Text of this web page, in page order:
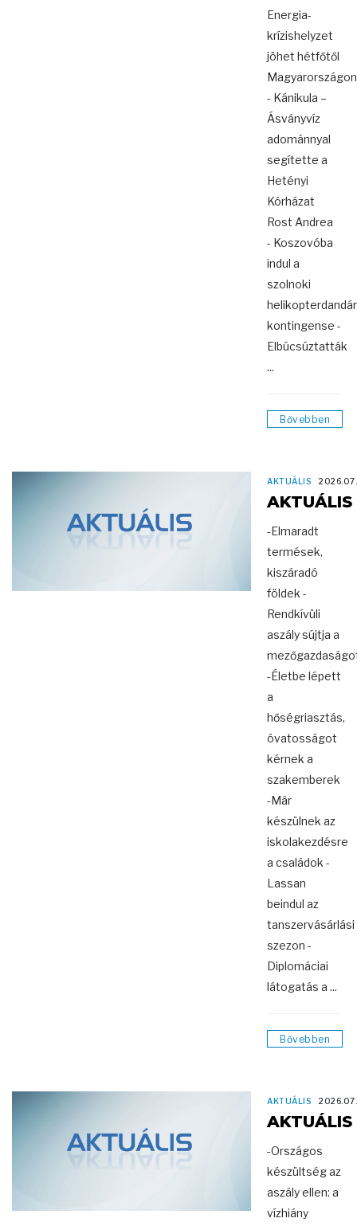
Energia-
krízishelyzet
jöhet hétfőtől
Magyarországon
- Kánikula –
Ásványvíz
adománnyal
segítette a
Hetényi
Kórházat
Rost Andrea
- Koszovóba
indul a
szolnoki
helikopterdandár
kontingense -
Elbúcsúztatták
...
Bővebben
AKTUÁLIS
AKTUÁLIS
-Elmaradt
termések,
kiszáradó
földek -
Rendkívüli
aszály sújtja a
-Életbe lépett
a
hőségriasztás,
óvatosságot
kérnek a
szakemberek
-Már
készülnek az
iskolakezdésre
a családok -
Lassan
beindul az
tanszervásárlási
szezon -
Diplomáciai
látogatás a ...
Bővebben
AKTUÁLIS
AKTUÁLIS
-Országos
készültség az
aszály ellen: a
vízhiány